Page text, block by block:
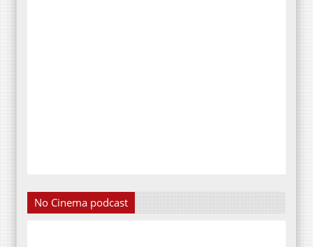
No Cinema podcast